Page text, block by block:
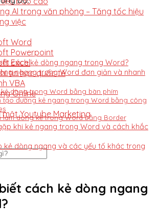
AI trong văn phòng – Tăng tốc hiệu
việc
Word
Powerpoint
Excel
tin học quốc tế
VBA
Online
mật Youtube Marketing
cách kẻ dòng ngang trong Word?
ngang trong Word đơn giản và nhanh
kẻ dòng trong Word bằng bàn phím
tạo đường kẻ ngang trong Word bằng công
làm dòng kẻ trong Word bằng Border
khi kẻ ngang trong Word và cách khắc
kẻ dòng ngang và các yếu tố khác trong
cách kẻ dòng ngang